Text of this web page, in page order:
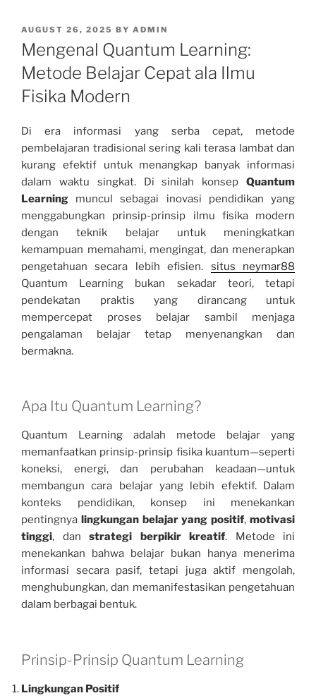
POSTED
ON
AUGUST 26, 2025 BY ADMIN
Mengenal Quantum Learning:
Metode Belajar Cepat ala Ilmu
Fisika Modern
Di era informasi yang serba cepat, metode
pembelajaran tradisional sering kali terasa lambat dan
kurang efektif untuk menangkap banyak informasi
dalam waktu singkat. Di sinilah konsep Quantum
Learning muncul sebagai inovasi pendidikan yang
menggabungkan prinsip-prinsip ilmu fisika modern
dengan teknik belajar untuk meningkatkan
kemampuan memahami, mengingat, dan menerapkan
pengetahuan secara lebih efisien. situs neymar88
Quantum Learning bukan sekadar teori, tetapi
pendekatan praktis yang dirancang untuk
mempercepat proses belajar sambil menjaga
pengalaman belajar tetap menyenangkan dan
bermakna.
Apa Itu Quantum Learning?
Quantum Learning adalah metode belajar yang
memanfaatkan prinsip-prinsip fisika kuantum—seperti
koneksi, energi, dan perubahan keadaan—untuk
membangun cara belajar yang lebih efektif. Dalam
konteks pendidikan, konsep ini menekankan
pentingnya lingkungan belajar yang positif,motivasi
tinggi, dan strategi berpikir kreatif. Metode ini
menekankan bahwa belajar bukan hanya menerima
informasi secara pasif, tetapi juga aktif mengolah,
menghubungkan, dan memanifestasikan pengetahuan
dalam berbagai bentuk.
Prinsip-Prinsip Quantum Learning
Lingkungan Positif